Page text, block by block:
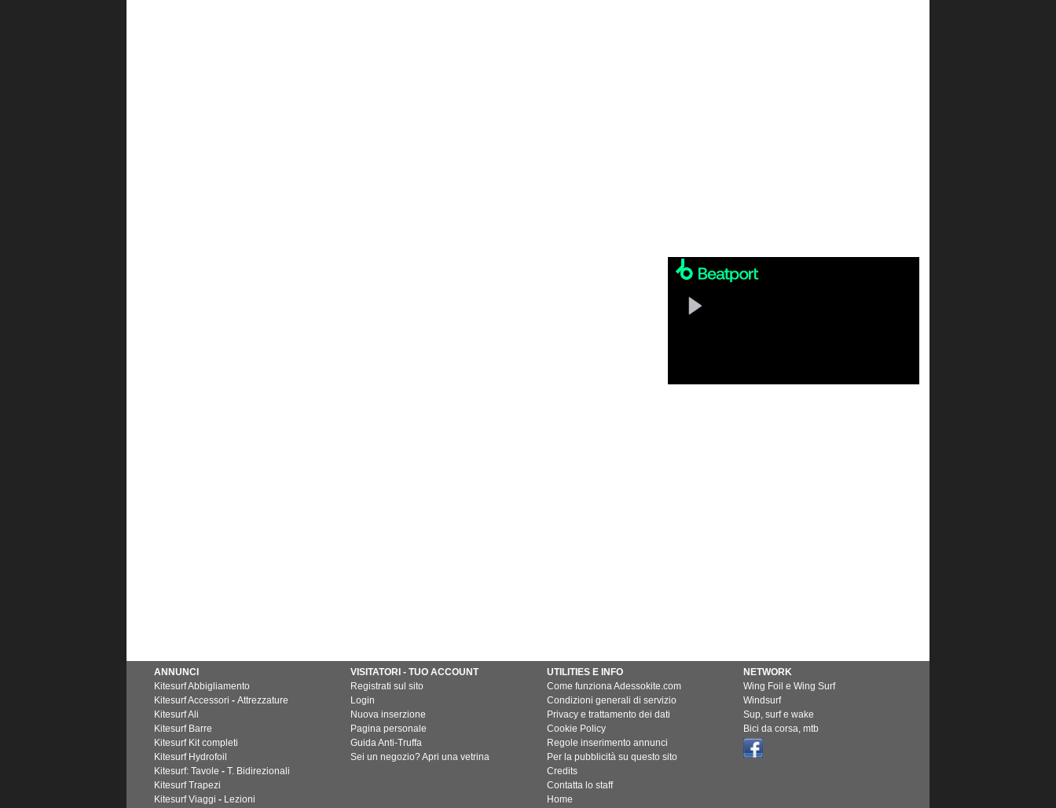
ANNUNCI
Kitesurf Abbigliamento
Kitesurf Accessori - Attrezzature
Kitesurf Ali
Kitesurf Barre
Kitesurf Kit completi
Kitesurf Hydrofoil
Kitesurf: Tavole - T. Bidirezionali
Kitesurf Trapezi
Kitesurf Viaggi - Lezioni
VISITATORI - TUO ACCOUNT
Registrati sul sito
Login
Nuova inserzione
Pagina personale
Guida Anti-Truffa
Sei un negozio? Apri una vetrina
UTILITIES E INFO
Come funziona Adessokite.com
Condizioni generali di servizio
Privacy e trattamento dei dati
Cookie Policy
Regole inserimento annunci
Per la pubblicità su questo sito
Credits
Contatta lo staff
Home
NETWORK
Wing Foil e Wing Surf
Windsurf
Sup, surf e wake
Bici da corsa, mtb